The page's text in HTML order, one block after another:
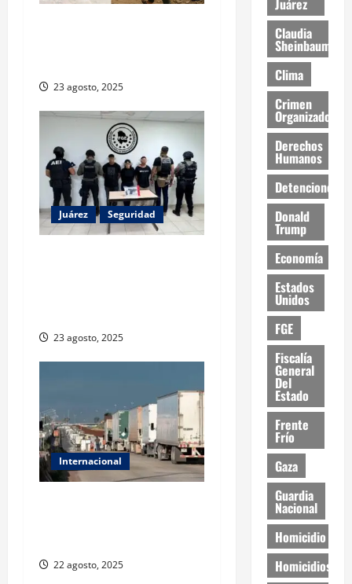
23 agosto, 2025
Juárez Seguridad
23 agosto, 2025
Internacional
22 agosto, 2025
Juárez
Claudia
Sheinbaum
Clima
Crimen
Organizado
Derechos
Humanos
Detenciones
Donald
Trump
Economía
Estados
Unidos
FGE
Fiscalía
General
Del
Estado
Frente
Frío
Gaza
Guardia
Nacional
Homicidio
Homicidios